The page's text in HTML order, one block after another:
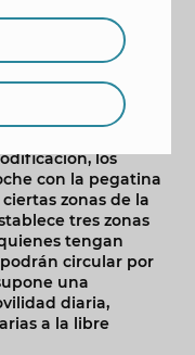
desde
objetivos de la
un plan que afecta
ciudadanos de
realidad local”.
los
con la pegatina
zonas de la
tres zonas
tengan
circular por
una
diaria,
a la libre